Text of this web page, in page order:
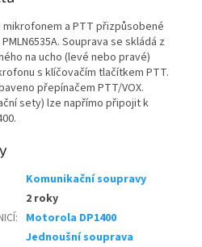
a PTT přizpůsobené
Souprava se skládá z
na ucho (levé nebo pravé)
s klíčovačím tlačítkem PTT.
přepínačem PTT/VOX.
sety) lze napřímo připojit k
Komunikační soupravy
2 roky
: Motorola DP1400
Jednoušní souprava